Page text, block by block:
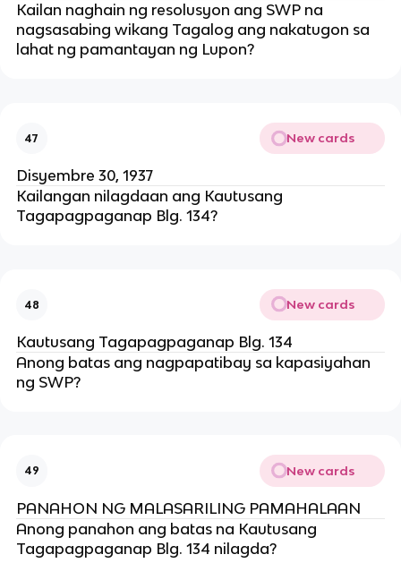
Kailan naghain ng resolusyon ang SWP na
nagsasabing wikang Tagalog ang nakatugon sa
lahat ng pamantayan ng Lupon?
47 New cards
Disyembre 30, 1937
Kailangan nilagdaan ang Kautusang
Tagapagpaganap Blg. 134?
48 New cards
Kautusang Tagapagpaganap Blg. 134
Anong batas ang nagpapatibay sa kapasiyahan
ng SWP?
49 New cards
PANAHON NG MALASARILING PAMAHALAAN
Anong panahon ang batas na Kautusang
Tagapagpaganap Blg. 134 nilagda?